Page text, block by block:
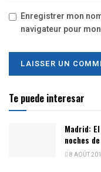
Enregistrer mon
navigateur pour
Te puede interesar
Madrid:
noches
8 AOÛT